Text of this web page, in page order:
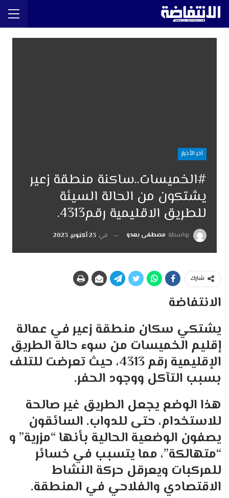
آخر الأخبار
#الخميسات..ساكنة منطقة زعير
يشتكون من الحالة السيئة
للطريق الاقليمية رقم4313.
بواسطة مصطفى بعدو في 23 أكتوبر, 2023
شارك
الانتفاضة
يشتكي سكان منطقة زعير في عمالة
إقليم الخميسات من سوء حالة الطريق
الإقليمية رقم 4313، حيث تعرضت للتلف
بسبب التآكل ووجود الحفر.
هذا الوضع يجعل الطريق غير صالحة
للاستخدام، حتى للدواب. السائقون
يصفون الوضعية الحالية بأنها “مزرية” و
“متهالكة”، مما يتسبب في خسائر
للمركبات ويعرقل حركة النشاط
الاقتصادي والفلاحي في المنطقة.